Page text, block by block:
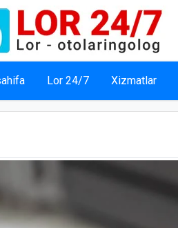
Lor 24/7 Xizmatlar